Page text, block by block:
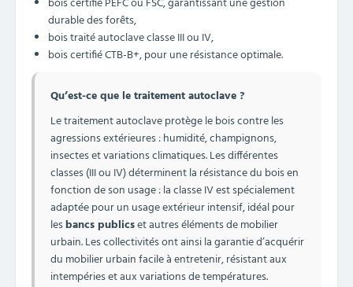
durable des forêts,
bois traité autoclave classe III ou IV,
bois certifié CTB-B+, pour une résistance optimale.
Qu’est-ce que le traitement autoclave ?
Le traitement autoclave protège le bois contre les
agressions extérieures : humidité, champignons,
insectes et variations climatiques. Les différentes
classes (III ou IV) déterminent la résistance du bois en
fonction de son usage : la classe IV est spécialement
adaptée pour un usage extérieur intensif, idéal pour
lesbancs publicset autres éléments de mobilier
urbain. Les collectivités ont ainsi la garantie d’acquérir
du mobilier urbain facile à entretenir, résistant aux
intempéries et aux variations de températures.